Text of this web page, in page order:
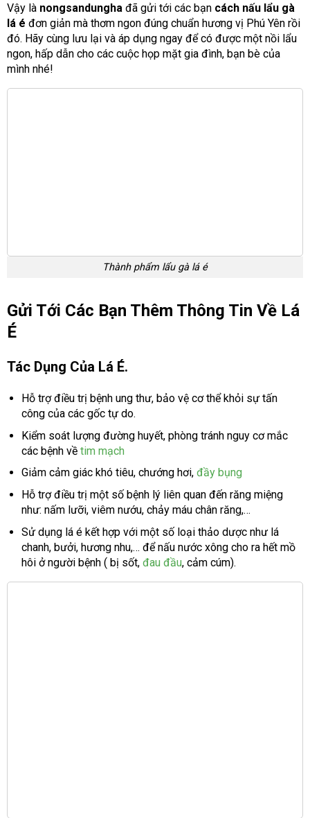
Vậy là nongsandungha đã gửi tới các bạn cách nấu lẩu gà
lá é đơn giản mà thơm ngon đúng chuẩn hương vị Phú Yên rồi
đó. Hãy cùng lưu lại và áp dụng ngay để có được một nồi lẩu
ngon, hấp dẫn cho các cuộc họp mặt gia đình, bạn bè của
mình nhé!
Thành phẩm lẩu gà lá é
Gửi Tới Các Bạn Thêm Thông Tin Về Lá
É
Tác Dụng Của Lá É.
Hỗ trợđiều trị bệnh ung thư, bảo vệ cơ thể khỏi sự tấn
công của các gốc tự do.
Kiểm soát lượng đường huyết, phòng tránh nguy cơ mắc
các bệnh về tim mạch
Giảm cảm giác khó tiêu, chướng hơi, đầy bụng
Hỗ trợ điều trị một số bệnh lý liên quan đến răng miệng
như: nấm lưỡi, viêm nướu, chảy máu chân răng,…
Sử dụng lá é kết hợp với một số loại thảo dược như lá
chanh, bưởi, hương nhu,… để nấu nước xông cho ra hết mồ
hôi ở người bệnh ( bị sốt, đau đầu, cảm cúm).